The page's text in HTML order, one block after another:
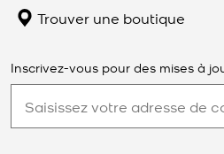
Trouver une boutique
Inscrivez-vous pour des mises à